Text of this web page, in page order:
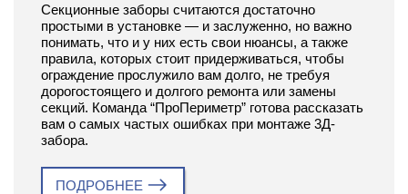
Секционные заборы считаются достаточно
простыми в установке — и заслуженно, но важно
понимать, что и у них есть свои нюансы, а также
правила, которых стоит придерживаться, чтобы
ограждение прослужило вам долго, не требуя
дорогостоящего и долгого ремонта или замены
секций. Команда “ПроПериметр” готова рассказать
вам о самых частых ошибках при монтаже 3Д-
забора.
ПОДРОБНЕЕ